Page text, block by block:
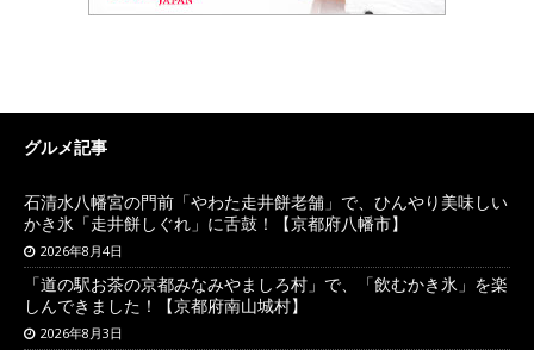
グルメ記事
石清水八幡宮の門前「やわた走井餅老舗」で、ひんやり美味しい
かき氷「走井餅しぐれ」に舌鼓！【京都府八幡市】
2026年8月4日
「道の駅お茶の京都みなみやましろ村」で、「飲むかき氷」を楽
しんできました！【京都府南山城村】
2026年8月3日